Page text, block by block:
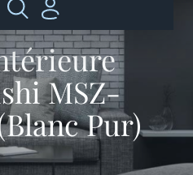
MSZ-
Pur)